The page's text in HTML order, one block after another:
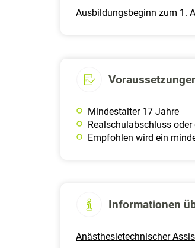
Ausbildungsbeginn zum 1.
Mindestalter 17 Jahre
Realschulabschluss
Empfohlen wird ein
Informationen
Anästhesietechnischer